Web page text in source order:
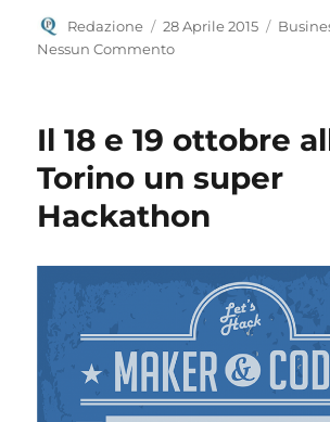
Autore
Redazione
Pubblicato
il
28 Aprile 2015
Nessun Commento
Il 18 e 19 ottobre
Torino un super
Hackathon